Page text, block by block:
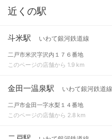
近くの駅
斗米駅 いわて銀河鉄道線
二戸市米沢字沢内１７６番地
このページの店舗から 1.9 km
金田一温泉駅 いわて銀河鉄道線
二戸市金田一字水梨１４番地
このページの店舗から 2.8 km